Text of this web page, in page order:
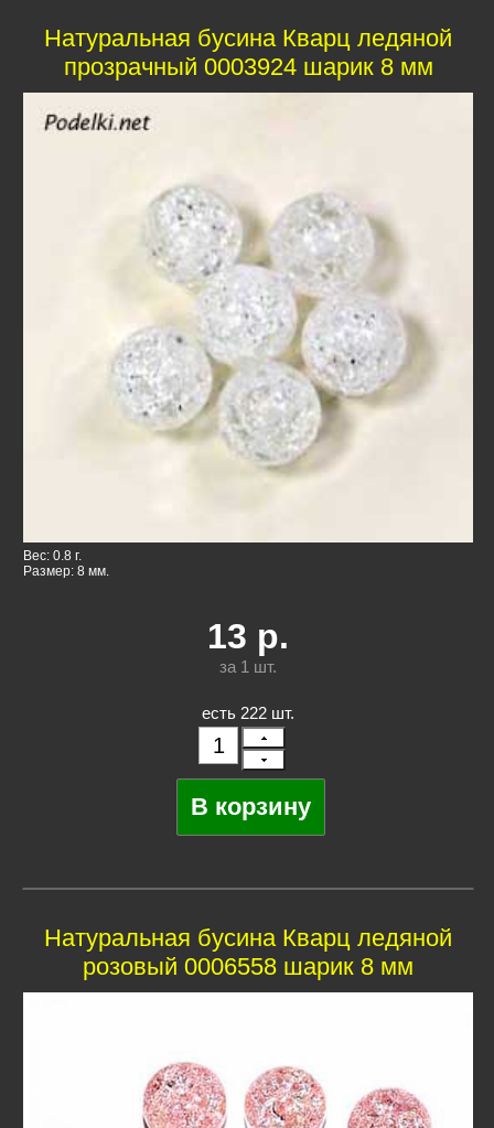
Натуральная бусина Кварц ледяной
прозрачный 0003924 шарик 8 мм
Вес: 0.8 г.
Размер: 8 мм.
13 р.
за 1 шт.
есть 222 шт.
Натуральная бусина Кварц ледяной
розовый 0006558 шарик 8 мм